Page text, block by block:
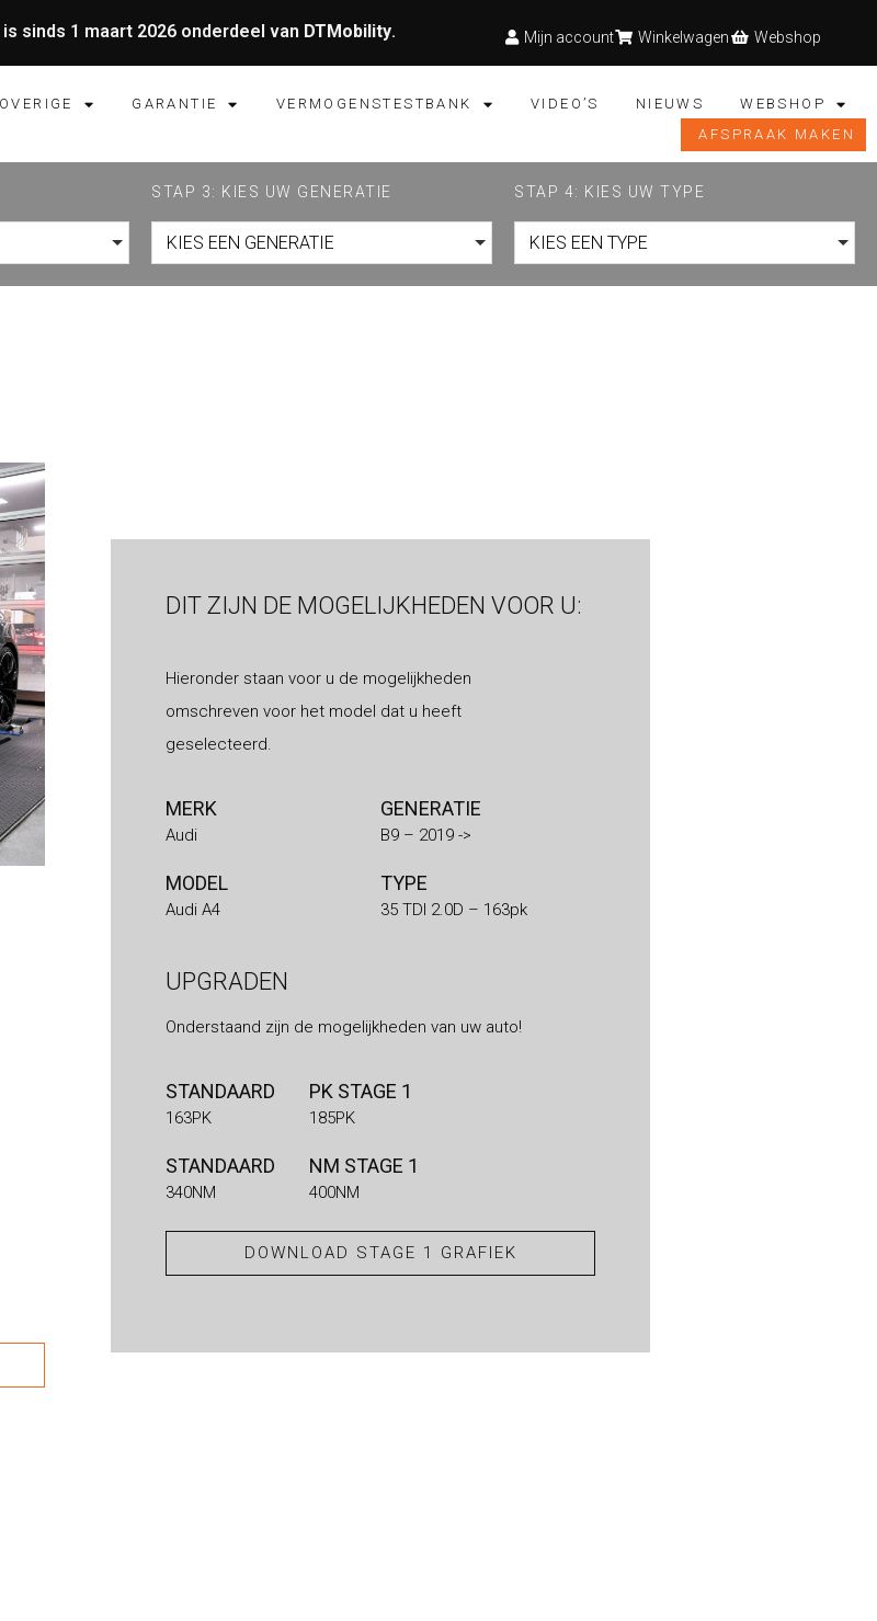
sinds 1 maart 2026 onderdeel van DTMobility. Mijn account Winkelwagen Webshop
OVERIGE GARANTIE VERMOGENSTESTBANK VIDEO’S NIEUWS
WEBSHOP
AFSPRAAK MAKEN
STAP 3: KIES UW GENERATIE
KIES EEN GENERATIE
STAP 4: KIES UW TYPE
KIES EEN TYPE
DIT ZIJN DE MOGELIJKHEDEN VOOR U:
Hieronder staan voor u de mogelijkheden
omschreven voor het model dat u heeft
geselecteerd.
MERK
Audi
GENERATIE
B9 – 2019 ->
MODEL
Audi A4
TYPE
35 TDI 2.0D – 163pk
UPGRADEN
Onderstaand zijn de mogelijkheden van uw auto!
STANDAARD
163PK
PK STAGE 1
185PK
STANDAARD
340NM
NM STAGE 1
400NM
DOWNLOAD STAGE 1 GRAFIEK